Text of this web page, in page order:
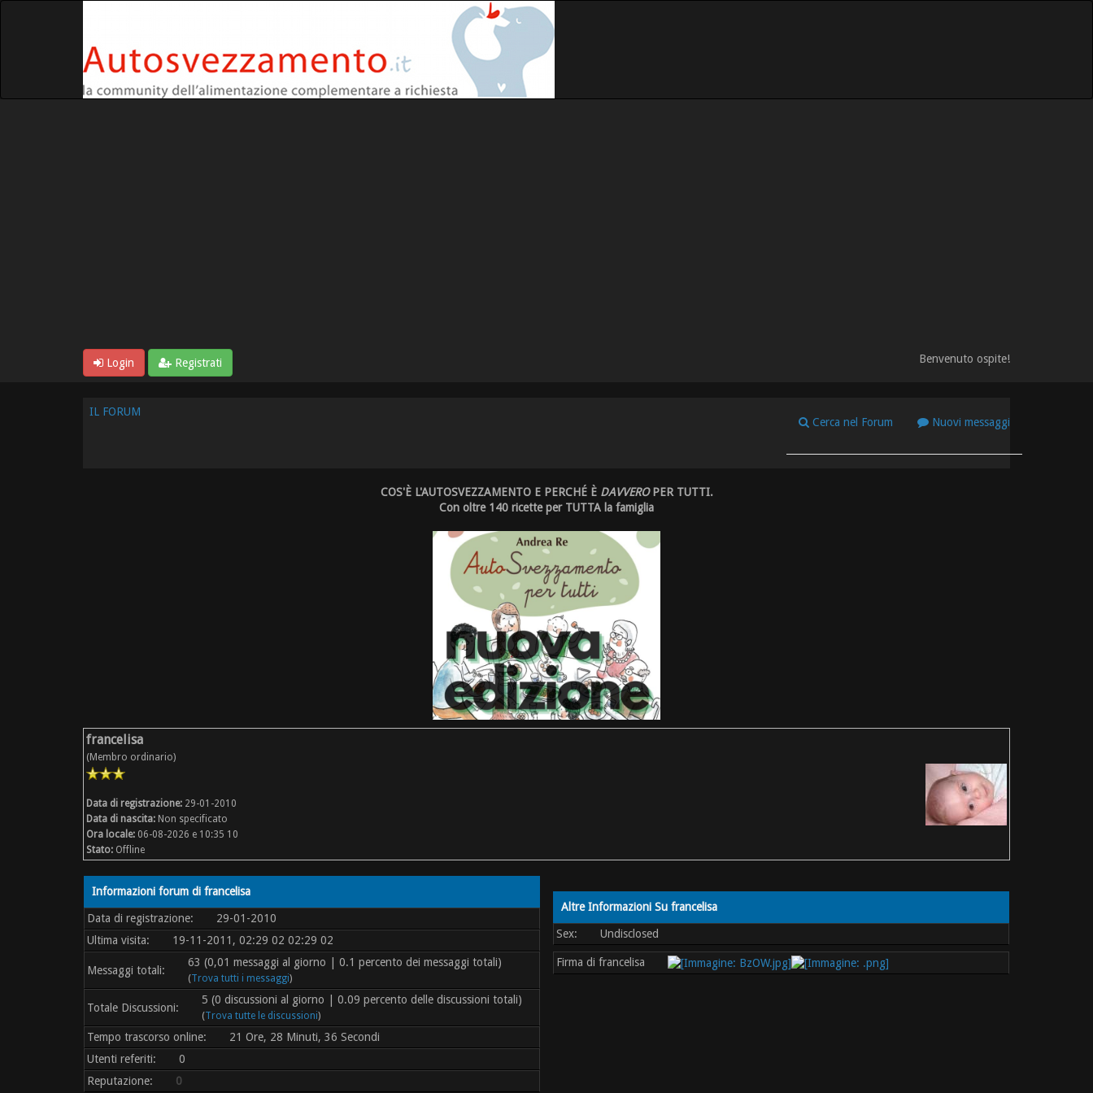
Login Registrati Benvenuto ospite!
Cerca nel Forum Nuovi messaggi
IL FORUM
COS'È L'AUTOSVEZZAMENTO E PERCHÉ È DAVVEROPER TUTTI.
Con oltre 140 ricette per TUTTA la famiglia
francelisa
(Membro ordinario)
Data di registrazione: 29-01-2010
Data di nascita: Non specificato
Ora locale: 06-08-2026 e 10:35 10
Stato: Offline
Informazioni forum di francelisa
Data di registrazione:
29-01-2010
Ultima visita:
19-11-2011, 02:29 02 02:29 02
Messaggi totali:
63 (0,01 messaggi al giorno | 0.1 percento dei messaggi totali)
(Trova tutti i messaggi)
Totale Discussioni:
5 (0 discussioni al giorno | 0.09 percento delle discussioni totali)
(Trova tutte le discussioni)
Tempo trascorso online:
21 Ore, 28 Minuti, 36 Secondi
Utenti referiti:
0
Reputazione:
0
Altre Informazioni Su francelisa
Sex: Undisclosed
Firma di francelisa